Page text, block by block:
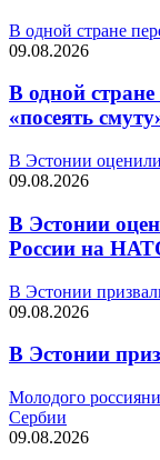
В одной стране
09.08.2026
В одной
«посеять
В Эстонии
09.08.2026
В Эстонии
России на
В Эстонии
09.08.2026
В Эстонии
Молодого
Сербии
09.08.2026